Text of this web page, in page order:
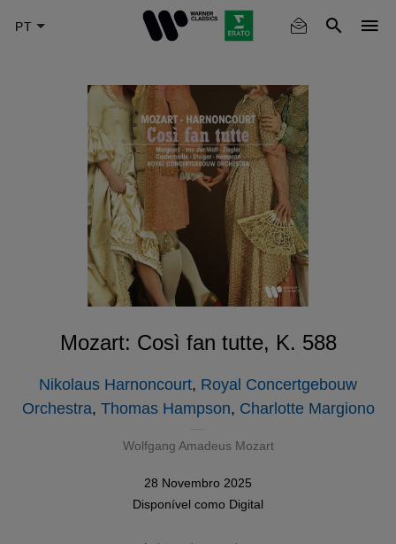
Mozart: Così fan tutte, K. 588
Nikolaus Harnoncourt, Royal Concertgebouw
Orchestra, Thomas Hampson, Charlotte Margiono
Wolfgang Amadeus Mozart
28 Novembro 2025
Disponível como Digital